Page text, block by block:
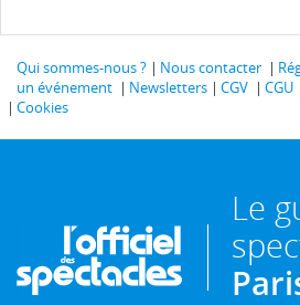
Qui sommes-nous ? Nous contacter
un événement
Newsletters CGV CGU
Cookies
Le